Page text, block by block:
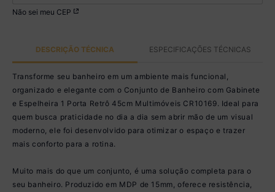
Não sei meu CEP
DESCRIÇÃO TÉCNICA ESPECIFICAÇÕES TÉCNICAS
Transforme seu banheiro em um ambiente mais funcional,
organizado e elegante com o Conjunto de Banheiro com Gabinete
e Espelheira 1 Porta Retrô 45cm Multimóveis CR10169. Ideal para
quem busca praticidade no dia a dia sem abrir mão de um visual
moderno, ele foi desenvolvido para otimizar o espaço e trazer
mais conforto para a rotina.
Muito mais do que um conjunto, é uma solução completa para o
seu banheiro. Produzido em MDP de 15mm, oferece resistência,